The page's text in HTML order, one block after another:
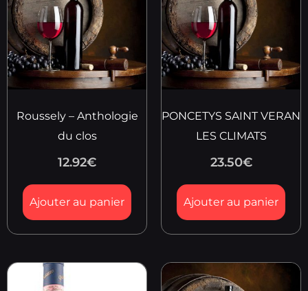
Roussely – Anthologie
du clos
12.92€
Ajouter au panier
PONCETYS SAINT VERAN
LES CLIMATS
23.50€
Ajouter au panier